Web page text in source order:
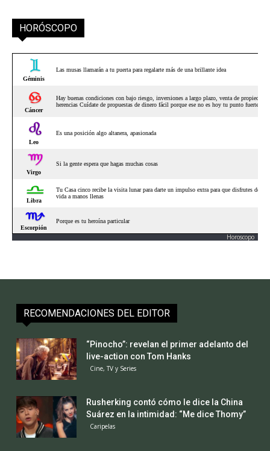
HORÓSCOPO
Horoscopo
RECOMENDACIONES DEL EDITOR
“Pinocho”: revelan el primer adelanto del
live-action con Tom Hanks
Cine, TV y Series
Rusherking contó cómo le dice la China
Suárez en la intimidad: “Me dice Thomy”
Caripelas